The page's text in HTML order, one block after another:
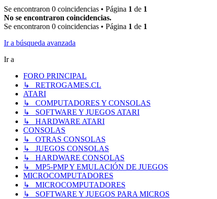
Se encontraron 0 coincidencias • Página 1 de 1
No se encontraron coincidencias.
Se encontraron 0 coincidencias • Página 1 de 1
Ir a búsqueda avanzada
Ir a
FORO PRINCIPAL
↳ RETROGAMES.CL
ATARI
↳ COMPUTADORES Y CONSOLAS
↳ SOFTWARE Y JUEGOS ATARI
↳ HARDWARE ATARI
CONSOLAS
↳ OTRAS CONSOLAS
↳ JUEGOS CONSOLAS
↳ HARDWARE CONSOLAS
↳ MP5-PMP Y EMULACIÓN DE JUEGOS
MICROCOMPUTADORES
↳ MICROCOMPUTADORES
↳ SOFTWARE Y JUEGOS PARA MICROS